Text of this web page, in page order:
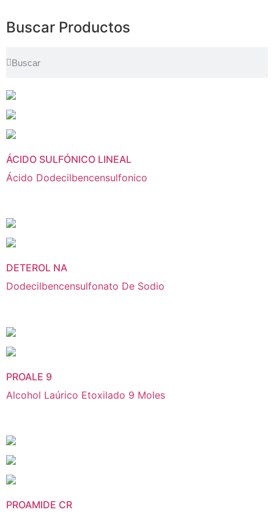
Buscar Productos
ÁCIDO SULFÓNICO LINEAL
Ácido Dodecilbencensulfonico
DETEROL NA
Dodecilbencensulfonato De Sodio
PROALE 9
Alcohol Laúrico Etoxilado 9 Moles
PROAMIDE CR